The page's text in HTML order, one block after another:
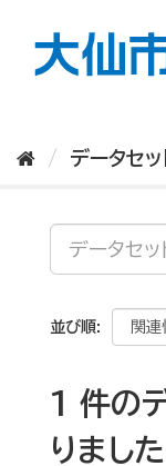
データセッ
並び順
1 件の
りました